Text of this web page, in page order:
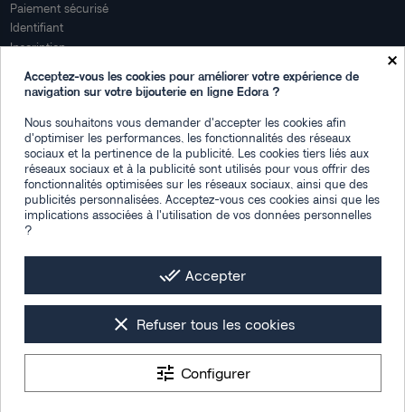
Paiement sécurisé
Identifiant
Inscription
Mon espace
Suivi de commande
Connexion
Créez votre compte
Des questions
Contactez-nous
Facebook
Instagram
LinkedIn
Les photos de mise en situation sont générées par IA
Tous droits réservés © 2026 -Bijouterie Edora : montres & bijoux femme,
×
Acceptez-vous les cookies pour améliorer votre expérience de
navigation sur votre bijouterie en ligne Edora ?
Nous souhaitons vous demander d'accepter les cookies afin
d'optimiser les performances, les fonctionnalités des réseaux
sociaux et la pertinence de la publicité. Les cookies tiers liés aux
réseaux sociaux et à la publicité sont utilisés pour vous offrir des
fonctionnalités optimisées sur les réseaux sociaux, ainsi que des
publicités personnalisées. Acceptez-vous ces cookies ainsi que les
implications associées à l'utilisation de vos données personnelles
?
done_all Accepter
clear Refuser tous les cookies
tune Configurer
9.4